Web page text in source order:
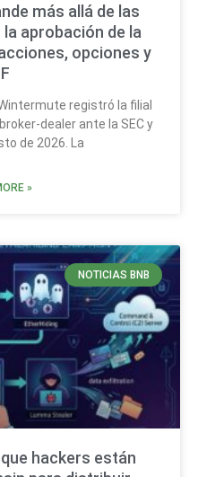
más allá de las
aprobación de la
opciones y
registró la filial
dealer ante la SEC y
de 2026. La
»
NOTICIAS BNB
hackers están